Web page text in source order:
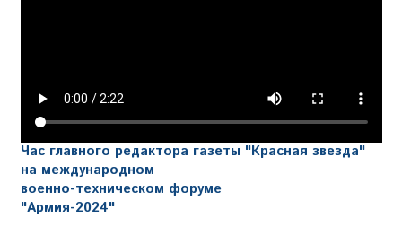
Час главного редактора газеты "Красная звезда"
на международном
военно-техническом форуме
"Армия-2024"